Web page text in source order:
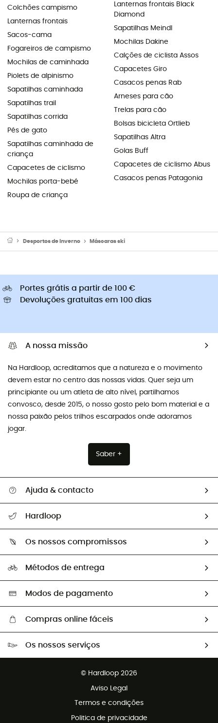
Colchões campismo
Lanternas frontais
Sacos-cama
Fogareiros de campismo
Mochilas de caminhada
Piolets de alpinismo
Sapatilhas caminhada
Sapatilhas trail
Sapatilhas corrida
Pés de gato
Sapatilhas caminhada de
criança
Capacetes de ciclismo
Mochilas porta-bebé
Roupa de criança
Lanternas frontais Black
Diamond
Sapatilhas Meindl
Mochilas Dakine
Calções de ciclista Assos
Capacetes Giro
Casacos penas Rab
Arneses para cão
Trelas para cão
Bolsas bicicleta Ortlieb
Sapatilhas Altra
Golas Buff
Capacetes de ciclismo Abus
Casacos penas Patagonia
Desportos de Inverno Máscaras ski
Portes grátis a partir de 100 €
Devoluções gratuitas em 100 dias
A nossa missão
Na Hardloop, acreditamos que a natureza e o movimento
devem estar no centro das nossas vidas. Quer seja um
principiante ou um atleta de alto nível, partilhamos
convosco, desde 2015, o nosso gosto pelo bom material e a
nossa paixão pelos trilhos escarpados onde adoramos
jogar.
Saber +
Ajuda & contacto
Guia de tamanhos
Trocas & Devoluções
Hardloop
Os nossos embaixadores
Os nossos compromissos
Seleção eco-responsável
Métodos de entrega
Modos de pagamento
Compras online fáceis
Os nossos serviços
© Hardloop 2026
Aviso Legal
Termos e condições
Politica de privacidade